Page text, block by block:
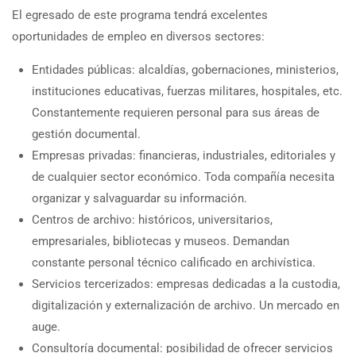
El egresado de este programa tendrá excelentes
oportunidades de empleo en diversos sectores:
Entidades públicas: alcaldías, gobernaciones, ministerios,
instituciones educativas, fuerzas militares, hospitales, etc.
Constantemente requieren personal para sus áreas de
gestión documental.
Empresas privadas: financieras, industriales, editoriales y
de cualquier sector económico. Toda compañía necesita
organizar y salvaguardar su información.
Centros de archivo: históricos, universitarios,
empresariales, bibliotecas y museos. Demandan
constante personal técnico calificado en archivística.
Servicios tercerizados: empresas dedicadas a la custodia,
digitalización y externalización de archivo. Un mercado en
auge.
Consultoría documental: posibilidad de ofrecer servicios